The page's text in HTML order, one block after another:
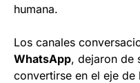
humana.
Los canales
WhatsApp, dejaron de
convertirse en el eje